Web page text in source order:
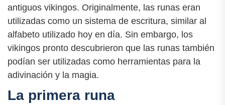
antiguos vikingos. Originalmente, las runas eran
utilizadas como un sistema de escritura, similar al
alfabeto utilizado hoy en día. Sin embargo, los
vikingos pronto descubrieron que las runas también
podían ser utilizadas como herramientas para la
adivinación y la magia.
La primera runa